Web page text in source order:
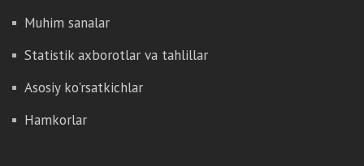
Muhim sanalar
Statistik axborotlar va tahlillar
Asosiy ko'rsatkichlar
Hamkorlar